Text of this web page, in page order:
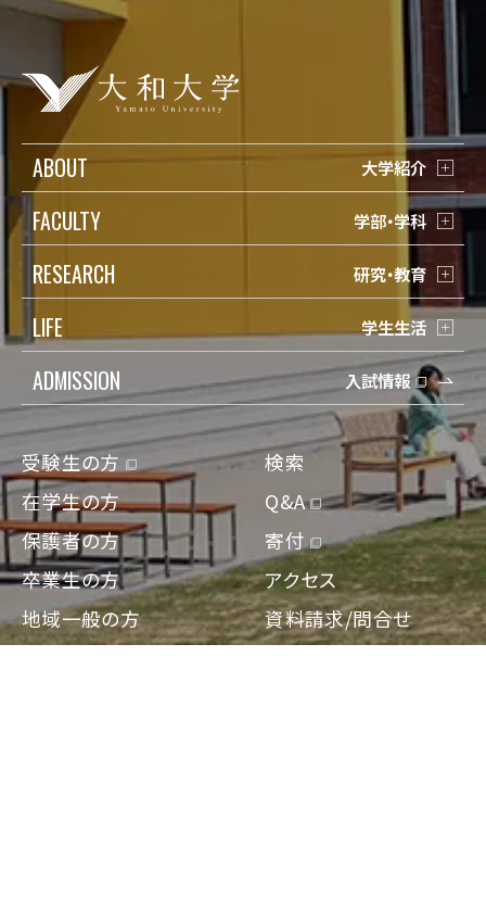
ABOUT 大学紹介
FACULTY 学部・学科
RESEARCH 研究・教育
LIFE 学生生活
ADMISSION 入試情報
受験生の方
在学生の方
保護者の方
卒業生の方
地域一般の方
検索
Q&A
寄付
アクセス
資料請求/問合せ